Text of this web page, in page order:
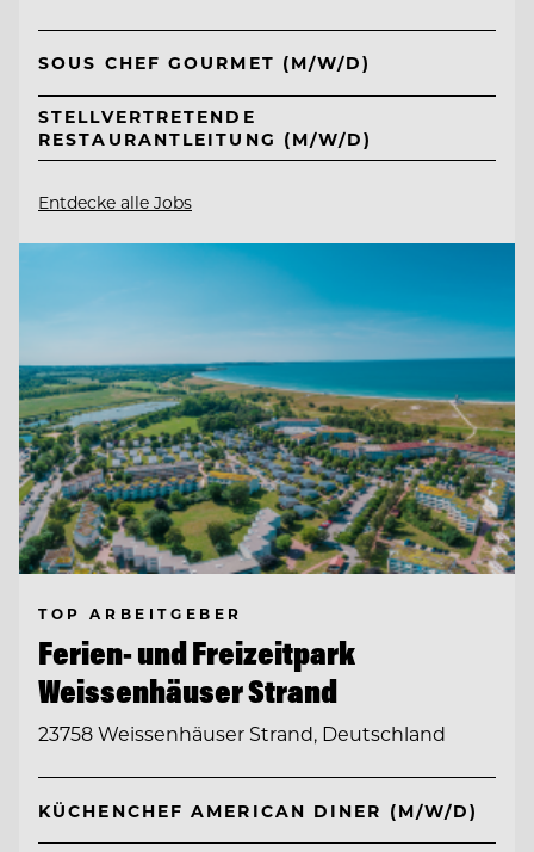
SOUS CHEF GOURMET (M/W/D)
STELLVERTRETENDE
RESTAURANTLEITUNG (M/W/D)
Entdecke alle Jobs
TOP ARBEITGEBER
Ferien- und Freizeitpark
Weissenhäuser Strand
23758 Weissenhäuser Strand, Deutschland
KÜCHENCHEF AMERICAN DINER (M/W/D)